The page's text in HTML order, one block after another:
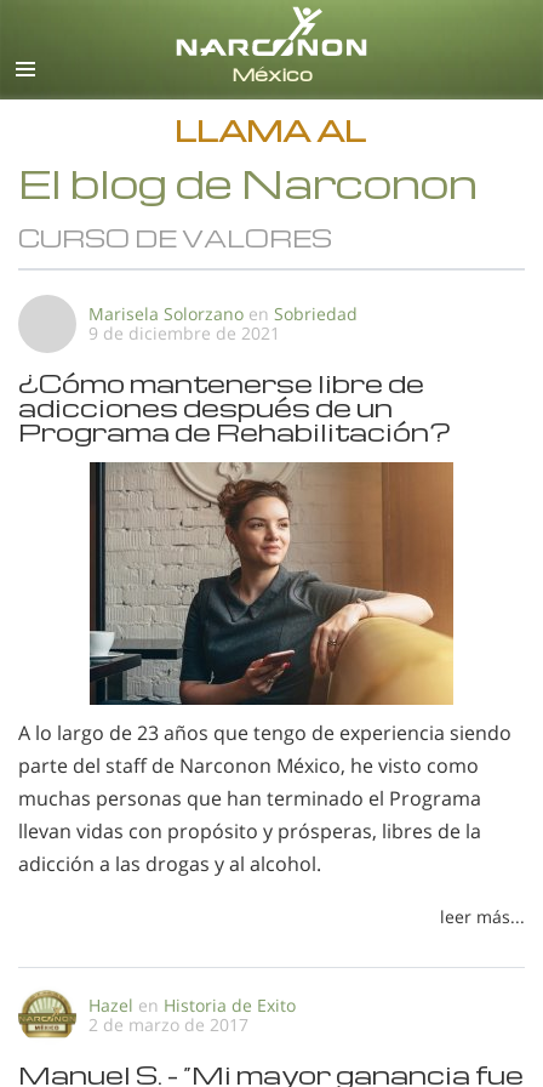
Español
Todas las Regiones/Idiomas
LLAMA AL
El blog de Narconon
CURSO DE VALORES
Marisela Solorzano en Sobriedad
9 de diciembre de 2021
¿Cómo mantenerse libre de
adicciones después de un
Programa de Rehabilitación?
A lo largo de 23 años que tengo de experiencia siendo
parte del staff de Narconon México, he visto como
muchas personas que han terminado el Programa
llevan vidas con propósito y prósperas, libres de la
adicción a las drogas y al alcohol.
leer más...
Hazel en Historia de Exito
2 de marzo de 2017
Manuel S. - “Mi mayor ganancia fue